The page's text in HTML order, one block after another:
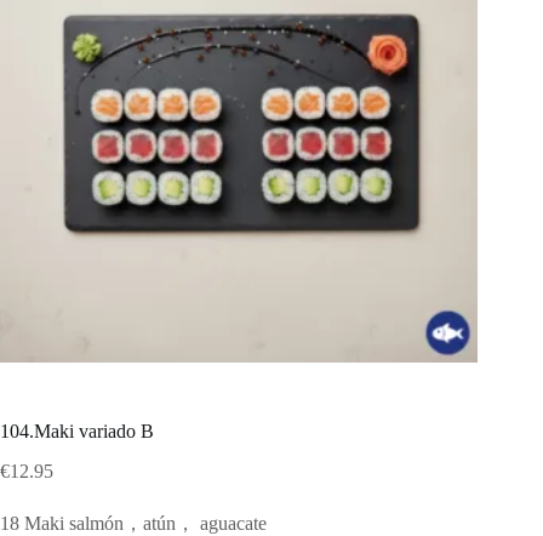
104.Maki variado B
€12.95
18 Maki salmón，atún， aguacate